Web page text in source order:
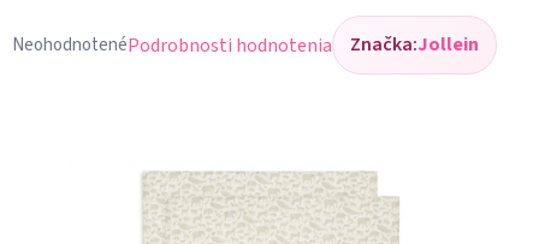
Priemerné
NeohodnotenéPodrobnosti hodnotenia Značka:Jollein